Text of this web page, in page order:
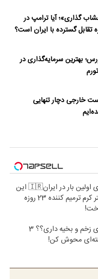
گذاری»؛ آیا ترامپ در
تقابل گسترده با ایران است؟
بهترین سرمایه‌گذاری در
خارجی دچار تنهایی
برای اولین بار در ایران🇮🇷 این
دکتر کرم ترمیم کننده 23 روزه
جای زخم و بخیه داری؟؟ 3
محوش کن!